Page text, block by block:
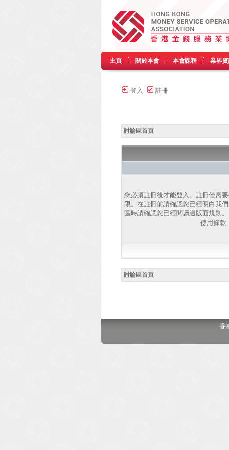
主頁 關於本會 本會課程 業界
登入 註冊
討論區首頁
您必須註冊後才能登入。註冊僅需
限。在註冊前請確認您已經明白我
區時請確認您已經閱讀過版面規則。
使用條款
討論區首頁
香